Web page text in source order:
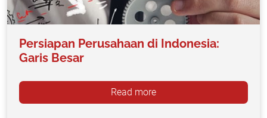
Persiapan Perusahaan di Indonesia:
Garis Besar
Read more